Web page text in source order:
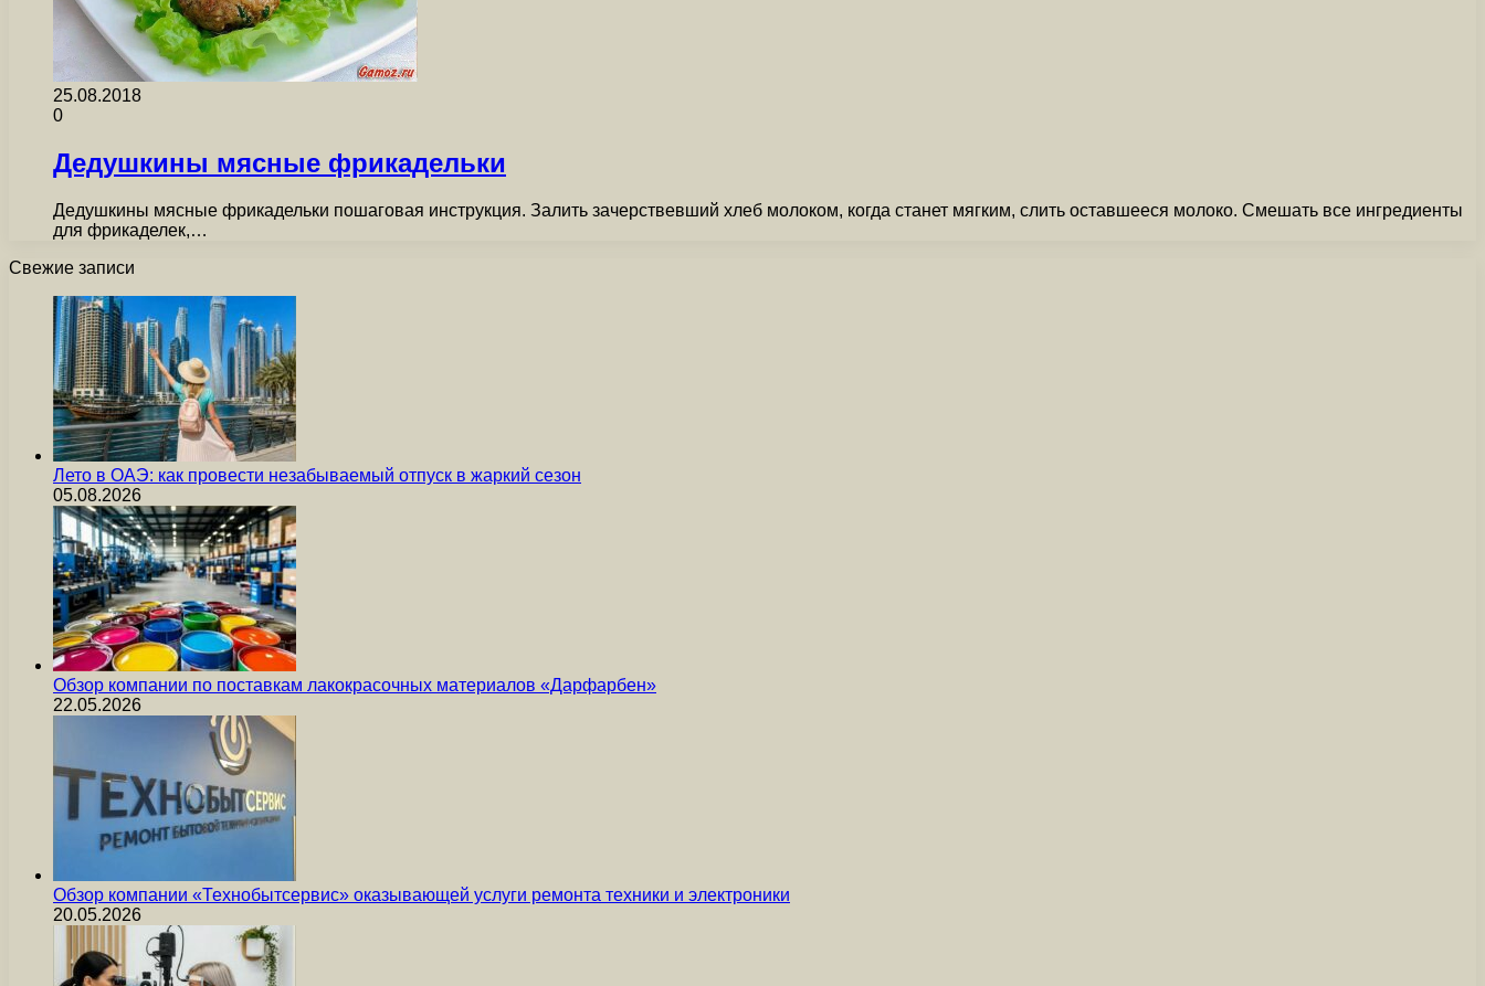
25.08.2018
0
Дедушкины мясные фрикадельки
Дедушкины мясные фрикадельки пошаговая инструкция. Залить зачерствевший хлеб молоком, когда станет мягким, слить оставшееся молоко. Смешать все ингредиенты
для фрикаделек,…
Свежие записи
Лето в ОАЭ: как провести незабываемый отпуск в жаркий сезон
05.08.2026
Обзор компании по поставкам лакокрасочных материалов «Дарфарбен»
22.05.2026
Обзор компании «Технобытсервис» оказывающей услуги ремонта техники и электроники
20.05.2026